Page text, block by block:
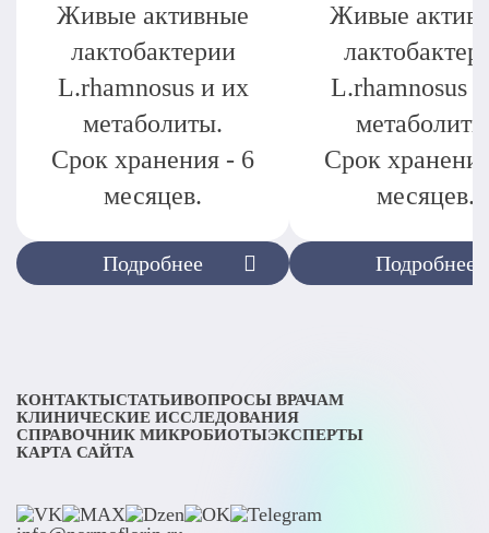
Подробнее
Живые активные
лактобактерии
L.rhamnosus и их
метаболиты.
Срок хранения - 6
месяцев.
Подробнее
Живые
L.rhamnosus
Срок
месяцев.
КОНТАКТЫСТАТЬИВОПРОСЫ ВРАЧАМ
КЛИНИЧЕСКИЕ ИССЛЕДОВАНИЯ
СПРАВОЧНИК МИКРОБИОТЫЭКСПЕРТЫ
КАРТА САЙТА